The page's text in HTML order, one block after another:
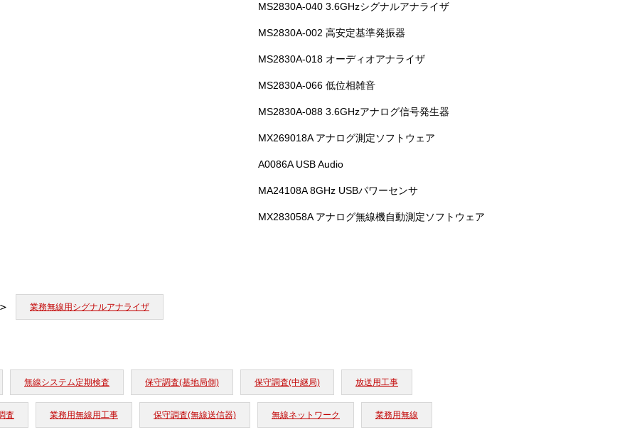
MS2830A-040 3.6GHzシグナルアナライザ
MS2830A-002 高安定基準発振器
MS2830A-018 オーディオアナライザ
MS2830A-066 低位相雑音
MS2830A-088 3.6GHzアナログ信号発生器
MX269018A アナログ測定ソフトウェア
A0086A USB Audio
MA24108A 8GHz USBパワーセンサ
MX283058A アナログ無線機自動測定ソフトウェア
業務無線用シグナルアナライザ
無線システム定期検査 保守調査(基地局側) 保守調査(中継局) 放送用工事
査 業務用無線用工事 保守調査(無線送信器) 無線ネットワーク 業務用無線